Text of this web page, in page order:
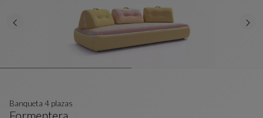
Formentera
Banqueta 4 plazas